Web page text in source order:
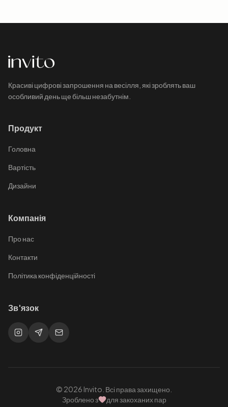
Красиві цифрові запрошення на весілля, які зроблять ваш
особливий день ще більш незабутнім.
Продукт
Головна
Вартість
Дизайни
Компанія
Про нас
Контакти
Політика конфіденційності
Зв'язок
© 2026 Invito. Всі права захищено.
Зроблено з
для закоханих пар